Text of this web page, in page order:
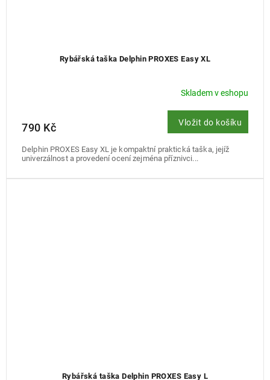
Rybářská taška Delphin PROXES Easy XL
Skladem v eshopu
790 Kč Vložit do košíku
Delphin PROXES Easy XL je kompaktní praktická taška, jejíž
univerzálnost a provedení ocení zejména příznivci...
Rybářská taška Delphin PROXES Easy L